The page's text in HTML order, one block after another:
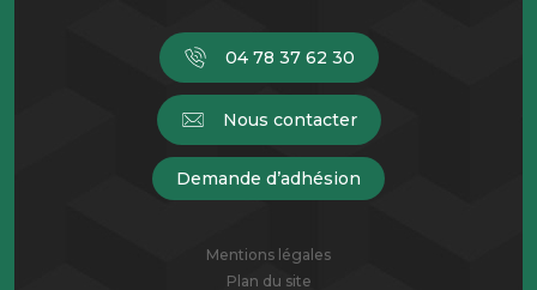
04 78 37 62 30
Nous contacter
Demande d’adhésion
Mentions légales
Plan du site